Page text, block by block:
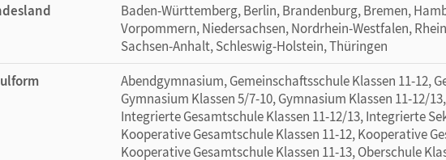
Baden-Württemberg, Berlin, Brandenburg, Bremen,
Vorpommern, Niedersachsen, Nordrhein-Westfalen,
Sachsen-Anhalt, Schleswig-Holstein, Thüringen
Abendgymnasium, Gemeinschaftsschule Klassen 11-12,
Gymnasium Klassen 5/7-10, Gymnasium Klassen 11-12/
Integrierte Gesamtschule Klassen 11-12/13, Integrierte
Kooperative Gesamtschule Klassen 11-12, Kooperative
Kooperative Gesamtschule Klassen 11-13, Oberschule